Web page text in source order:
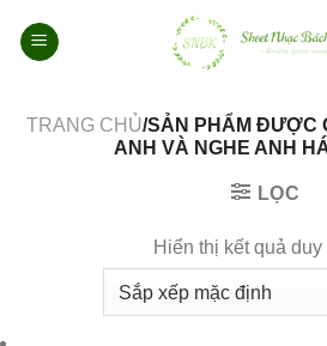
qua
TRANG CHỦ/SẢN PHẨM ĐƯỢC
ANH VÀ NGHE ANH
LỌC
Hiển thị kết quả duy